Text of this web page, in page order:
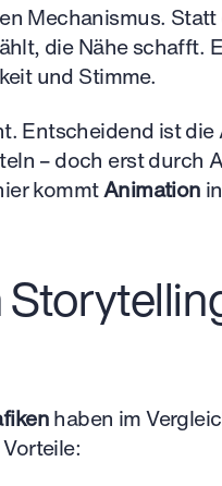
Mechanismus.
die Nähe schafft.
und Stimme.
Entscheidend ist
– doch erst durch
kommtAnimation
haben im